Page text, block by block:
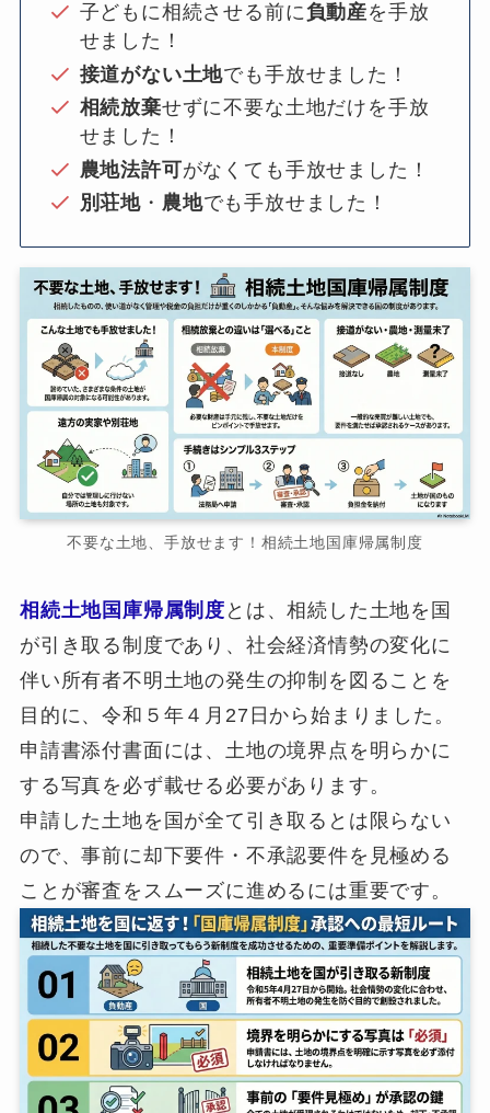
子どもに相続させる前に負動産を手放
せました！
接道がない土地でも手放せました！
相続放棄せずに不要な土地だけを手放
せました！
農地法許可がなくても手放せました！
別荘地 ・ 農地でも手放せました！
不要な土地、手放せます！相続土地国庫帰属制度
相続土地国庫帰属制度 とは、相続した土地を国
が引き取る制度であり、社会経済情勢の変化に
伴い所有者不明土地の発生の抑制を図ることを
目的に、令和５年４月27日から始まりました。
申請書添付書面には、土地の境界点を明らかに
する写真を必ず載せる必要があります。
申請した土地を国が全て引き取るとは限らない
ので、事前に却下要件・不承認要件を見極める
ことが審査をスムーズに進めるには重要です。